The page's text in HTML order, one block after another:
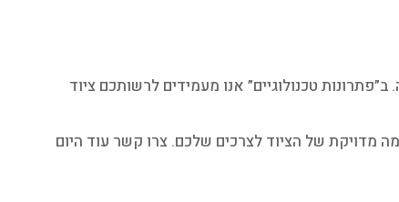
טכנולוגיים” אנו מעמידים לרשותכם ציוד
מדויקת של הציוד לצרכים שלכם. צרו קשר עוד היום